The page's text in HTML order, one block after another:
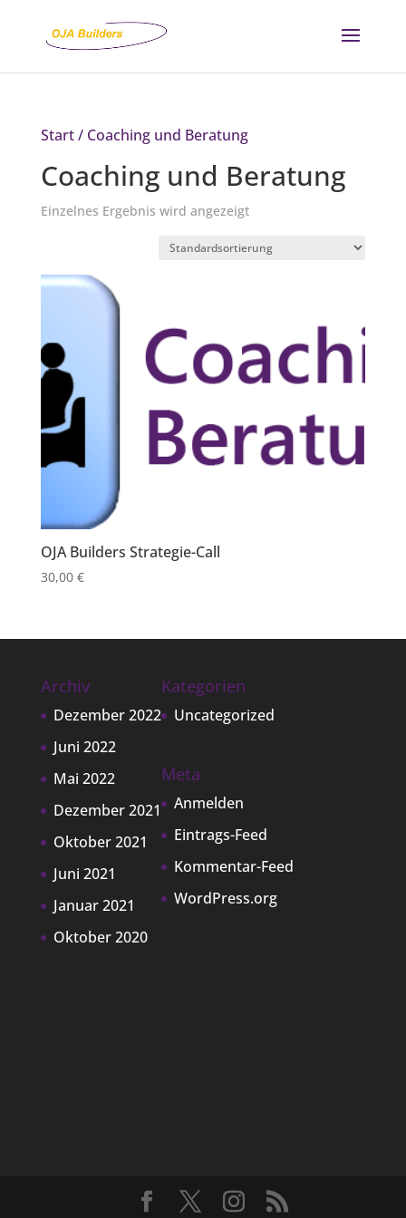
Start/ Coaching und Beratung
Coaching und Beratung
Einzelnes Ergebnis wird angezeigt
OJA Builders Strategie-Call
30,00 €
Archiv
Dezember 2022
Juni 2022
Mai 2022
Dezember 2021
Oktober 2021
Juni 2021
Januar 2021
Oktober 2020
Kategorien
Uncategorized
Meta
Anmelden
Eintrags-Feed
Kommentar-Feed
WordPress.org